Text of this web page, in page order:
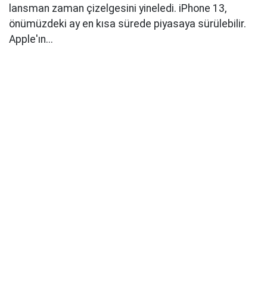
lansman zaman çizelgesini yineledi. iPhone 13,
önümüzdeki ay en kısa sürede piyasaya sürülebilir.
Apple'ın...